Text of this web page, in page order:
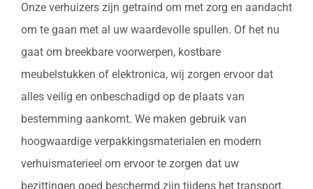
Onze verhuizers zijn getraind om met zorg en aandacht
om te gaan met al uw waardevolle spullen. Of het nu
gaat om breekbare voorwerpen, kostbare
meubelstukken of elektronica, wij zorgen ervoor dat
alles veilig en onbeschadigd op de plaats van
bestemming aankomt. We maken gebruik van
hoogwaardige verpakkingsmaterialen en modern
verhuismaterieel om ervoor te zorgen dat uw
bezittingen goed beschermd zijn tijdens het transport.